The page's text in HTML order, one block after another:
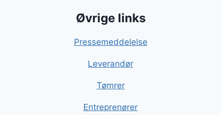
Øvrige links
Pressemeddelelse
Leverandør
Tømrer
Entreprenører